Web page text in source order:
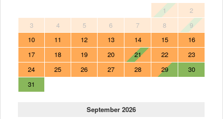
1
2
3
4 5 6 7 8
9
10
11 12 13 14 15
16
17
18 19 20 21 22
23
24
25 26 27 28 29
30
31
September 2026